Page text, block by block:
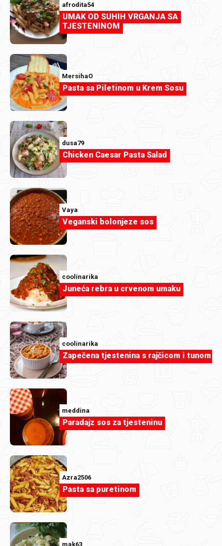
duka73
gastrojazz
1000132009.jpg
josipa-mikleus
Torta sa štrumfovima.jpg
afrodita54
UMAK OD SUHIH VRGANJA SA
TJESTENINOM
MersihaO
Pasta sa Piletinom u Krem Sosu
dusa79
Chicken Caesar Pasta Salad
Vaya
Veganski bolonjeze sos
coolinarika
Juneća rebra u crvenom umaku
coolinarika
Zapečena tjestenina s rajčicom i tunom
meddina
Paradajz sos za tjesteninu
Azra2506
Pasta sa puretinom
mak63